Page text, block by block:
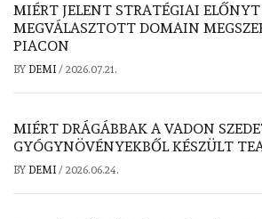
MIÉRT JELENT STRATÉGIAI ELŐNYT
MEGVÁLASZTOTT DOMAIN
PIACON
BY DEMI / 2026.07.21.
MIÉRT DRÁGÁBBAK A VADON
GYÓGYNÖVÉNYEKBŐL KÉSZÜLT
BY DEMI / 2026.06.24.